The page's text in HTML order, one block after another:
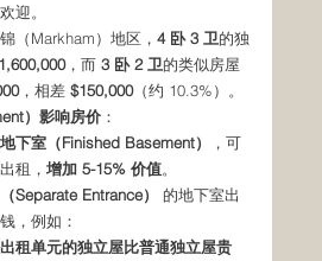
迎。
（Markham）地区，4 卧 3 卫的独
，而 3 卧 2 卫的类似房屋
，相差 $150,000（约 10.3%）。
）影响房价 ：
下室（Finished Basement）
，可
租，增加 5-15% 价值。
Separate Entrance）
的地下室出
，例如：
租单元的独立屋比普通独立屋贵